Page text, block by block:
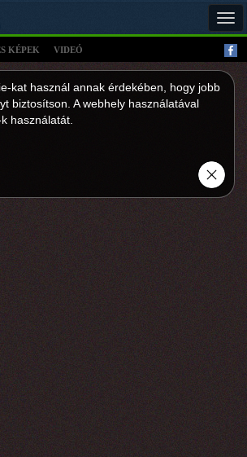
KÉPEK VIDEÓ
kat használ annak érdekében, hogy jobb
biztosítson. A webhely használatával
használatát.